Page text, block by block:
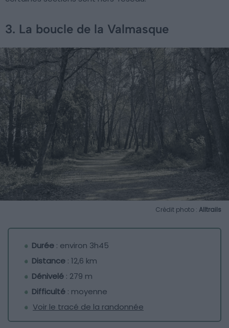
3. La boucle de la Valmasque
Crédit photo : Alltrails
Durée : environ 3h45
Distance : 12,6 km
Dénivelé : 279 m
Difficulté : moyenne
Voir le tracé de la randonnée